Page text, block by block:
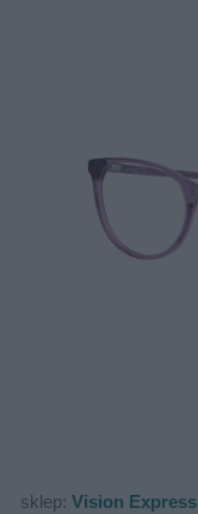
sklep: Vision Express